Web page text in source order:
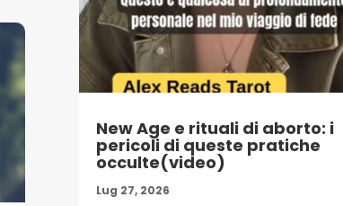
New Age e rituali di aborto: i
pericoli di queste pratiche
occulte(video)
Lug 27, 2026